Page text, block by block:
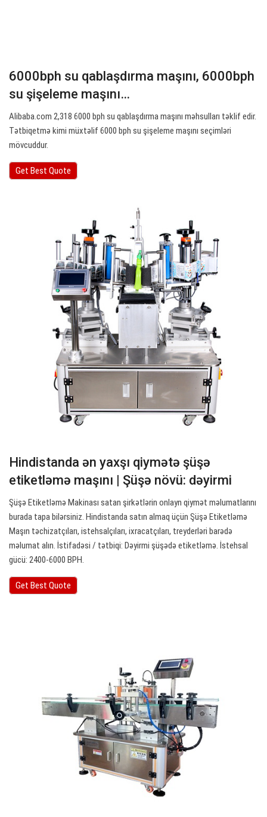
6000bph su qablaşdırma maşını, 6000bph
su şişeleme maşını…
Alibaba.com 2,318 6000 bph su qablaşdırma maşını məhsulları təklif edir.
Tətbiqetmə kimi müxtəlif 6000 bph su şişeleme maşını seçimləri
mövcuddur.
Get Best Quote
Hindistanda ən yaxşı qiymətə şüşə
etiketləmə maşını | Şüşə növü: dəyirmi
Şüşə Etiketləmə Makinası satan şirkətlərin onlayn qiymət məlumatlarını
burada tapa bilərsiniz. Hindistanda satın almaq üçün Şüşə Etiketləmə
Maşın təchizatçıları, istehsalçıları, ixracatçıları, treyderləri barədə
məlumat alın. İstifadəsi / tətbiqi: Dəyirmi şüşədə etiketləmə. İstehsal
gücü: 2400-6000 BPH.
Get Best Quote